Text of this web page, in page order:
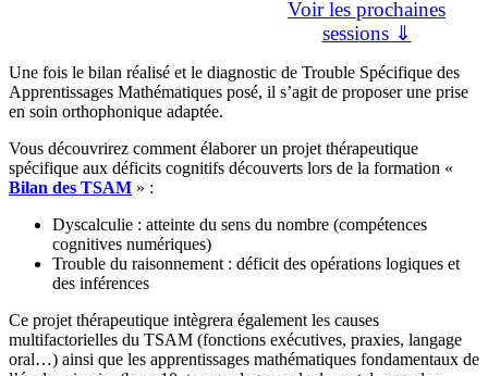
Voir les prochaines
sessions ⇓
Une fois le bilan réalisé et le diagnostic de Trouble Spécifique des
Apprentissages Mathématiques posé, il s’agit de proposer une prise
en soin orthophonique adaptée.
Vous découvrirez comment élaborer un projet thérapeutique
spécifique aux déficits cognitifs découverts lors de la formation «
Bilan des TSAM » :
Dyscalculie : atteinte du sens du nombre (compétences
cognitives numériques)
Trouble du raisonnement : déficit des opérations logiques et
des inférences
Ce projet thérapeutique intègrera également les causes
multifactorielles du TSAM (fonctions exécutives, praxies, langage
oral…) ainsi que les apprentissages mathématiques fondamentaux de